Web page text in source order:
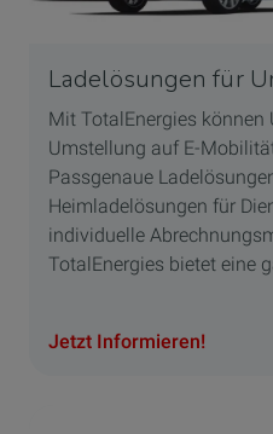
Ladelösungen für
Mit TotalEnergies können
Umstellung auf E-
Passgenaue
Heimladelösungen für
individuelle
TotalEnergies bietet eine
Jetzt Informieren!